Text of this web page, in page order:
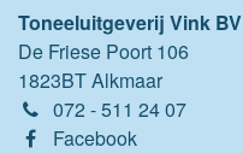
Toneeluitgeverij Vink BV
De Friese Poort 106
1823BT Alkmaar
072 - 511 24 07
Facebook